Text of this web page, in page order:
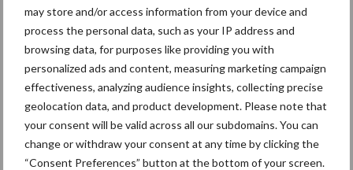
may store and/or access information from your device and
process the personal data, such as your IP address and
browsing data, for purposes like providing you with
personalized ads and content, measuring marketing campaign
effectiveness, analyzing audience insights, collecting precise
geolocation data, and product development. Please note that
your consent will be valid across all our subdomains. You can
change or withdraw your consent at any time by clicking the
“Consent Preferences” button at the bottom of your screen.
elektrische bulldozers uit
5 aug
Komatsu HM460-6 knikdumper legt
lat opnieuw hoger
5 aug
Nieuwe compacte gedragen
pootcombinatie van AVR